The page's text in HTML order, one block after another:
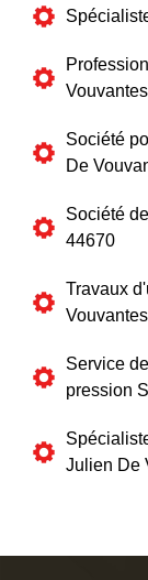
Société
De
Société
44670
Travaux
Service
pression
Julien De